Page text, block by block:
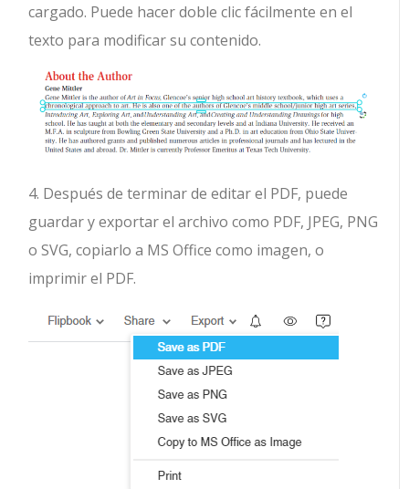
cargado. Puede hacer doble clic fácilmente en el
texto para modificar su contenido.
4. Después de terminar de editar el PDF, puede
guardar y exportar el archivo como PDF, JPEG, PNG
o SVG, copiarlo a MS Office como imagen, o
imprimir el PDF.